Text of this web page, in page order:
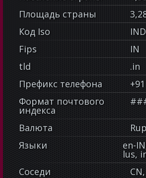
Площадь страны
Код Iso
Fips
IN
tld
.in
Префикс телефона
+91
Формат почтового
индекса
Валюта
Языки
en-
lus,
Соседи